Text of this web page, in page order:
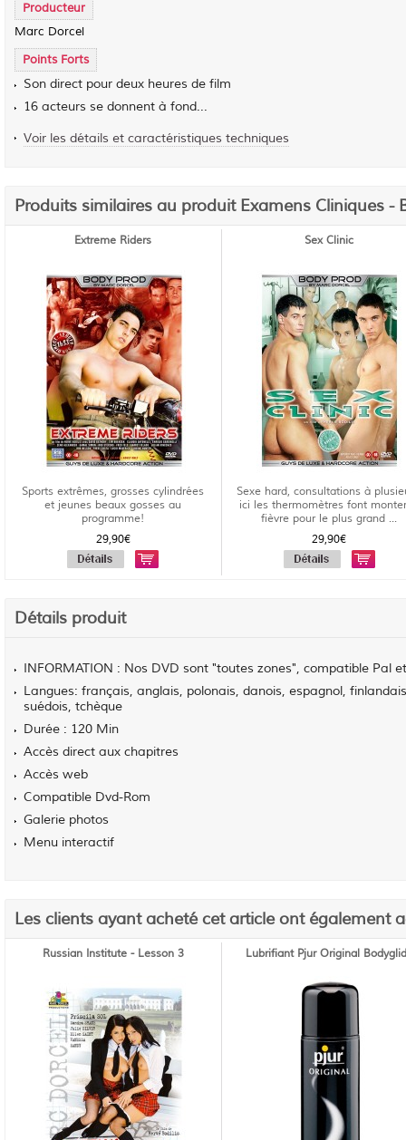
Producteur
Marc Dorcel
Points Forts
Son direct pour deux heures de film
16 acteurs se donnent à fond...
Voir les détails et caractéristiques techniques
Produits similaires au produit Examens Cliniques -
Extreme Riders
Sports extrêmes, grosses cylindrées
et jeunes beaux gosses au
programme!
29,90€
Sex Clinic
Sexe hard, consultations à
ici les thermomètres font
fièvre pour le plus grand ...
29,90€
Détails produit
INFORMATION : Nos DVD sont "toutes zones", compatible Pal
Langues: français, anglais, polonais, danois, espagnol,
suédois, tchèque
Durée : 120 Min
Accès direct aux chapitres
Accès web
Compatible Dvd-Rom
Galerie photos
Menu interactif
Les clients ayant acheté cet article ont également
Russian Institute - Lesson 3 Lubrifiant Pjur Original